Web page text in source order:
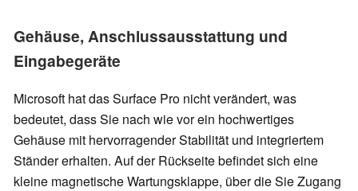
Gehäuse, Anschlussausstattung und
Eingabegeräte
Microsoft hat das Surface Pro nicht verändert, was
bedeutet, dass Sie nach wie vor ein hochwertiges
Gehäuse mit hervorragender Stabilität und integriertem
Ständer erhalten. Auf der Rückseite befindet sich eine
kleine magnetische Wartungsklappe, über die Sie Zugang